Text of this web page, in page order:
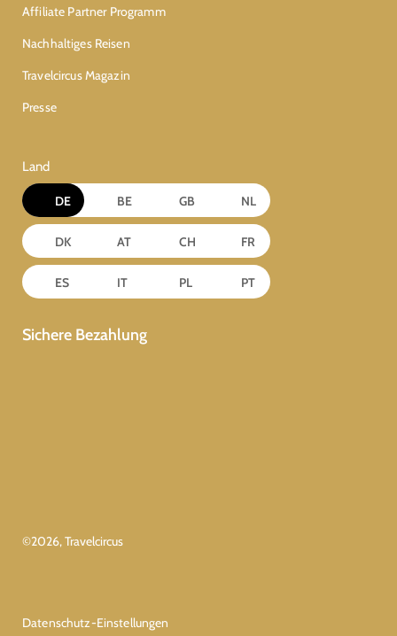
Affiliate Partner Programm
Nachhaltiges Reisen
Travelcircus Magazin
Presse
Land
DE BE GB NL
DK AT CH FR
ES IT PL PT
Sichere Bezahlung
©2026, Travelcircus
Datenschutz-Einstellungen